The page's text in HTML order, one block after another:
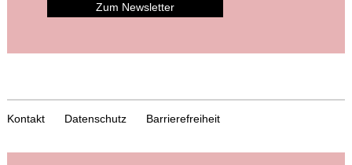
Zum Newsletter
Kontakt Datenschutz Barrierefreiheit